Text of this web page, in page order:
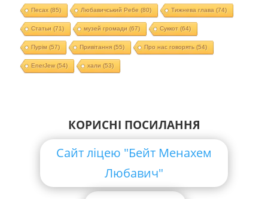
Песах(85) Любавичський Ребе (80) Тижнева глава (74)
Статьи (71) музей громади (67) Суккот (64)
Пурім (57) Привітання(55) Про нас говорять (54)
EnerJew(54) хали (53)
КОРИСНІ ПОСИЛАННЯ
Сайт ліцею "Бейт Менахем
Любавич"